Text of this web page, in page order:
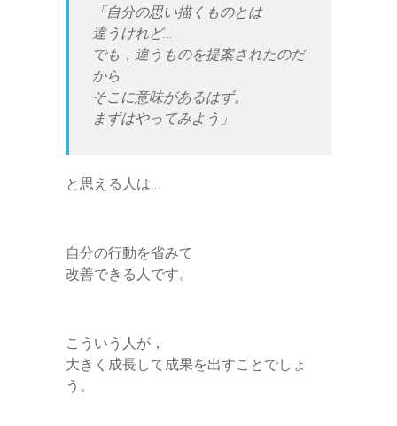
「自分の思い描くものとは
違うけれど…
でも，違うものを提案されたのだ
から
そこに意味があるはず。
まずはやってみよう」
と思える人は…
自分の行動を省みて
改善できる人です。
こういう人が，
大きく成長して成果を出すことでしょ
う。